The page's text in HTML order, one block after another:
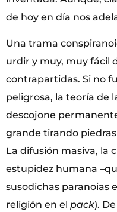
de hoy en día nos
Una trama
urdir y muy, muy fácil
contrapartidas. Si no
peligrosa, la teoría de
descojone
grande tirando
La difusión masiva, la
estupidez humana
susodichas paranoias
religión en el pack).